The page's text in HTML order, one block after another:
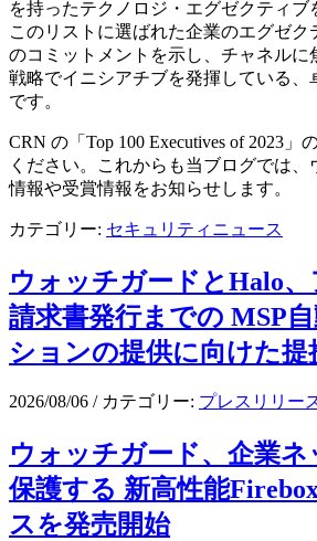
を持ったテクノロジ・エグゼクティブ
このリストに選ばれた企業のエグゼ
のコミットメントを示し、チャネルに
戦略でイニシアチブを発揮している、
です。
CRN の「Top 100 Executives of 2023」
ください。これからも当ブログでは
情報や受賞情報をお知らせします。
カテゴリー: セキュリティニュース
ウォッチガードとHalo
請求書発行までの MSP
ションの提供に向けた提
2026/08/06 / カテゴリー: プレスリリー
ウォッチガード、企業
保護する 新高性能
スを発売開始